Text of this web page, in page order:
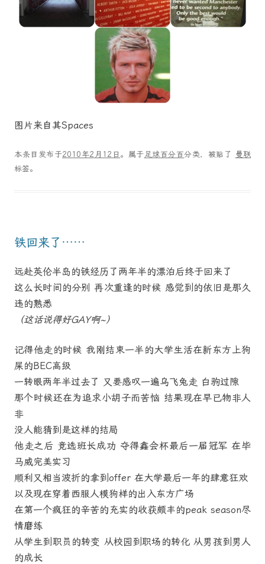
图片来自其Spaces
本条目发布于2010年2月12日 。属于足球百分百分类，被贴了 曼联
标签。
铁回来了……
远赴英伦半岛的铁经历了两年半的漂泊后终于回来了
这么长时间的分别 再次重逢的时候 感觉到的依旧是那久
违的熟悉
（这话说得好GAY啊~）
记得他走的时候 我刚结束一半的大学生活在新东方上狗
屎的BEC高级
一转眼两年半过去了 又要感叹一遍乌飞兔走 白驹过隙
那个时候还在为追求小胡子而苦恼 结果现在早已物非人
非
没人能猜到是这样的结局
他走之后 竞选班长成功 夺得鑫会杯最后一届冠军 在毕
马威完美实习
顺利又相当波折的拿到offer 在大学最后一年的肆意狂欢
以及现在穿着西服人模狗样的出入东方广场
在第一个疯狂的辛苦的充实的收获颇丰的peak season尽
情磨练
从学生到职员的转变 从校园到职场的转化 从男孩到男人
的成长